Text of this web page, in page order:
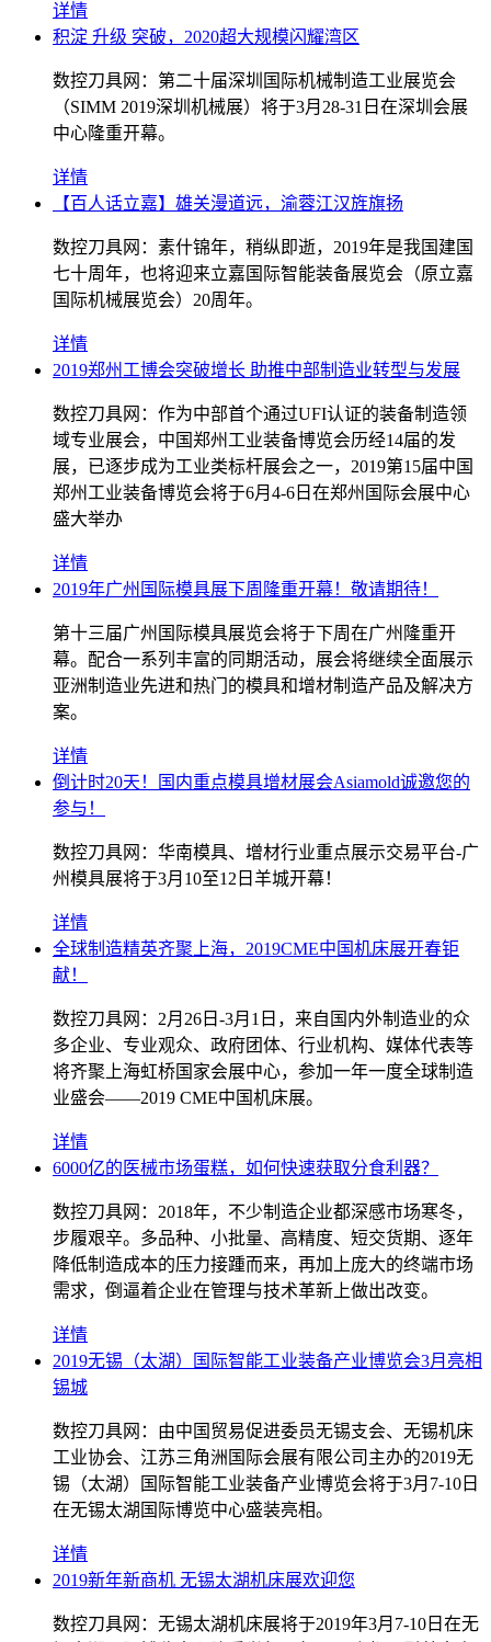
详情
积淀 升级 突破，2020超大规模闪耀湾区
数控刀具网：第二十届深圳国际机械制造工业展览会
（SIMM 2019深圳机械展）将于3月28-31日在深圳会展
中心隆重开幕。
详情
【百人话立嘉】雄关漫道远，渝蓉江汉旌旗扬
数控刀具网：素什锦年，稍纵即逝，2019年是我国建国
七十周年，也将迎来立嘉国际智能装备展览会（原立嘉
国际机械展览会）20周年。
详情
2019郑州工博会突破增长 助推中部制造业转型与发展
数控刀具网：作为中部首个通过UFI认证的装备制造领
域专业展会，中国郑州工业装备博览会历经14届的发
展，已逐步成为工业类标杆展会之一，2019第15届中国
郑州工业装备博览会将于6月4-6日在郑州国际会展中心
盛大举办
详情
2019年广州国际模具展下周隆重开幕！敬请期待！
第十三届广州国际模具展览会将于下周在广州隆重开
幕。配合一系列丰富的同期活动，展会将继续全面展示
亚洲制造业先进和热门的模具和增材制造产品及解决方
案。
详情
倒计时20天！国内重点模具增材展会Asiamold诚邀您的
参与！
数控刀具网：华南模具、增材行业重点展示交易平台-广
州模具展将于3月10至12日羊城开幕！
详情
全球制造精英齐聚上海，2019CME中国机床展开春钜
献！
数控刀具网：2月26日-3月1日，来自国内外制造业的众
多企业、专业观众、政府团体、行业机构、媒体代表等
将齐聚上海虹桥国家会展中心，参加一年一度全球制造
业盛会——2019 CME中国机床展。
详情
6000亿的医械市场蛋糕，如何快速获取分食利器？
数控刀具网：2018年，不少制造企业都深感市场寒冬，
步履艰辛。多品种、小批量、高精度、短交货期、逐年
降低制造成本的压力接踵而来，再加上庞大的终端市场
需求，倒逼着企业在管理与技术革新上做出改变。
详情
2019无锡（太湖）国际智能工业装备产业博览会3月亮相
锡城
数控刀具网：由中国贸易促进委员无锡支会、无锡机床
工业协会、江苏三角洲国际会展有限公司主办的2019无
锡（太湖）国际智能工业装备产业博览会将于3月7-10日
在无锡太湖国际博览中心盛装亮相。
详情
2019新年新商机 无锡太湖机床展欢迎您
数控刀具网：无锡太湖机床展将于2019年3月7-10日在无